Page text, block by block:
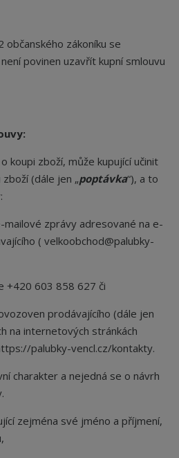
občanského zákoníku se
povinen uzavřít kupní smlouvu
zboží, může kupující učinit
(dále jen „poptávka“), a to
zprávy adresované na e-
( velkoobchod@palubky-
603 858 627 či
prodávajícího (dále jen
na internetových stránkách
palubky-vencl.cz/kontakty.
charakter a nejedná se o návrh
zejména své jméno a příjmení,